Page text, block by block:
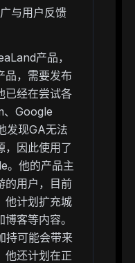
与用户反馈
产品，
品，需要发布
已经在尝试各
、Google
发现GA无法
，因此使用了
。他的产品主
的用户，目前
他计划扩充城
客等内容。
持可能会带来
他还计划在正